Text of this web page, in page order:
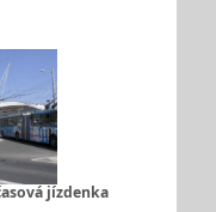
jízdenka